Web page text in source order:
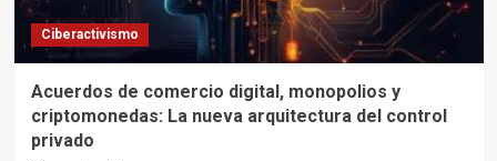
Ciberactivismo
Acuerdos de comercio digital, monopolios y
criptomonedas: La nueva arquitectura del control
privado